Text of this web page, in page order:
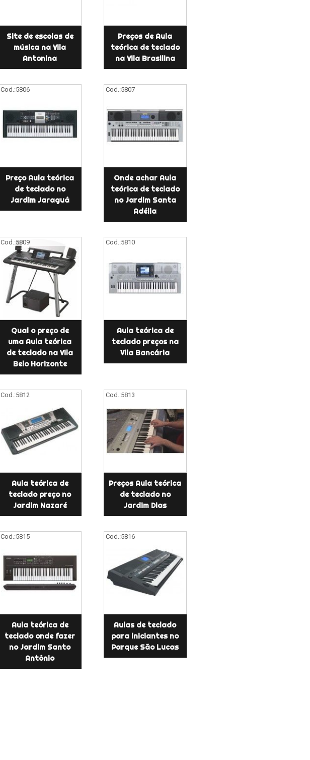
Site de escolas de
música na Vila
Antonina
Preços de Aula
teórica de teclado
na Vila Brasilina
Cod.:5806
Preço Aula teórica
de teclado no
Jardim Jaraguá
Cod.:5807
Onde achar Aula
teórica de teclado
no Jardim Santa
Adélia
Cod.:5809
Qual o preço de
uma Aula teórica
de teclado na Vila
Belo Horizonte
Cod.:5810
Aula teórica de
teclado preços na
Vila Bancária
Cod.:5812
Aula teórica de
teclado preço no
Jardim Nazaré
Cod.:5813
Preços Aula teórica
de teclado no
Jardim Dias
Cod.:5815
Aula teórica de
teclado onde fazer
no Jardim Santo
Antônio
Cod.:5816
Aulas de teclado
para iniciantes no
Parque São Lucas